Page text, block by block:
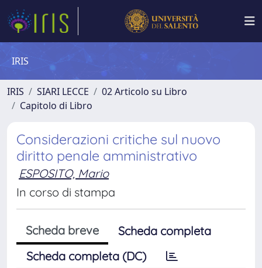
IRIS
IRIS SIARI LECCE
02 Articolo su Libro
Capitolo di Libro
Considerazioni critiche sul nuovo
diritto penale amministrativo
ESPOSITO, Mario
In corso di stampa
Scheda breve
Scheda completa
Scheda completa (DC)